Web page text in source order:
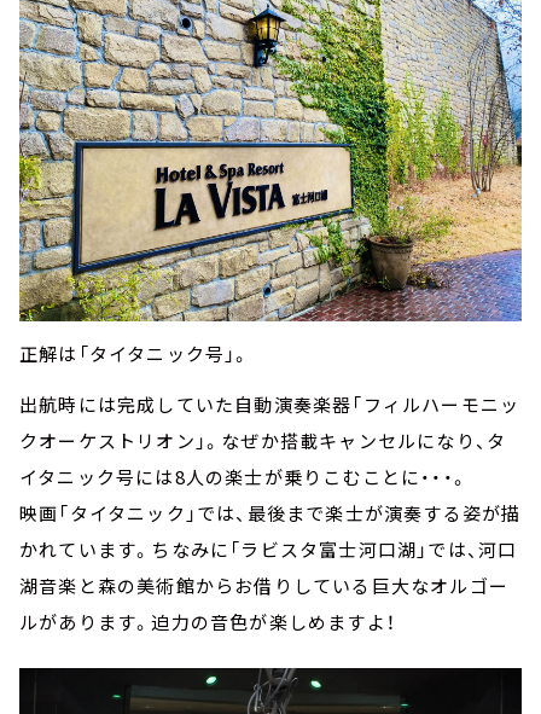
正解は「タイタニック号」。
出航時には完成していた自動演奏楽器「フィルハーモニッ
クオーケストリオン」。なぜか搭載キャンセルになり、タ
イタニック号には8人の楽士が乗りこむことに・・・。
映画「タイタニック」では、最後まで楽士が演奏する姿が描
かれています。ちなみに「ラビスタ富士河口湖」では、河口
湖音楽と森の美術館からお借りしている巨大なオルゴー
ルがあります。迫力の音色が楽しめますよ！